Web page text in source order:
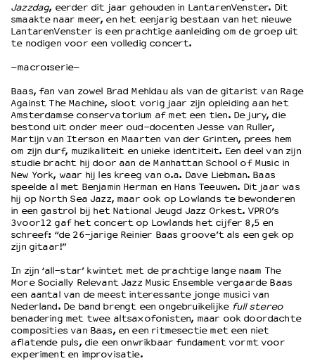
Filmprogramma’s VO/MBO
Speciale educatieprogramma’s
Wat we doen
Werken bij
Wie is wie
Word vriend
Historie
Partners
Huisregels
Privacyverklaring
Integriteits- en gedragscode
Duurzaamheid
Ruimte voor artistieke vrijheid – VNPF
Jazzdag, eerder dit jaar gehouden in LantarenVenster. Dit
smaakte naar meer, en het eenjarig bestaan van het nieuwe
LantarenVenster is een prachtige aanleiding om de groep uit
te nodigen voor een volledig concert.
–macro:serie–
Baas, fan van zowel Brad Mehldau als van de gitarist van Rage
Against The Machine, sloot vorig jaar zijn opleiding aan het
Amsterdamse conservatorium af met een tien. De jury, die
bestond uit onder meer oud-docenten Jesse van Ruller,
Martijn van Iterson en Maarten van der Grinten, prees hem
om zijn durf, muzikaliteit en unieke identiteit. Een deel van zijn
studie bracht hij door aan de Manhattan School of Music in
New York, waar hij les kreeg van o.a. Dave Liebman. Baas
speelde al met Benjamin Herman en Hans Teeuwen. Dit jaar was
hij op North Sea Jazz, maar ook op Lowlands te bewonderen
in een gastrol bij het National Jeugd Jazz Orkest. VPRO’s
3voor12 gaf het concert op Lowlands het cijfer 8,5 en
schreef: “de 26-jarige Reinier Baas groove’t als een gek op
zijn gitaar!”
In zijn ‘all-star’ kwintet met de prachtige lange naam The
More Socially Relevant Jazz Music Ensemble vergaarde Baas
een aantal van de meest interessante jonge musici van
Nederland. De band brengt een ongebruikelijke full stereo
benadering met twee altsaxofonisten, maar ook doordachte
composities van Baas, en een ritmesectie met een niet
aflatende puls, die een onwrikbaar fundament vormt voor
experiment en improvisatie.